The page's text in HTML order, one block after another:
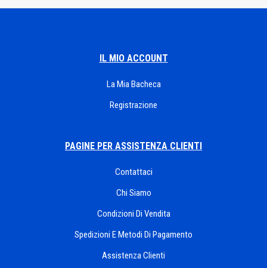
IL MIO ACCOUNT
La Mia Bacheca
Registrazione
PAGINE PER ASSISTENZA CLIENTI
Contattaci
Chi Siamo
Condizioni Di Vendita
Spedizioni E Metodi Di Pagamento
Assistenza Clienti